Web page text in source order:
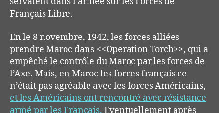
FrançaisLibre.
En le 8 novembre, 1942, les forces alliées
prendre Maroc dans <<Operation Torch>>, qui a
empêché le contrôle du Maroc par les forces de
l’Axe. Mais, en Maroc les forces français ce
n’était pas agréable avec les forces Américains,
et les Américains ont rencontré avec résistance
armé par les Français. Eventuellement après